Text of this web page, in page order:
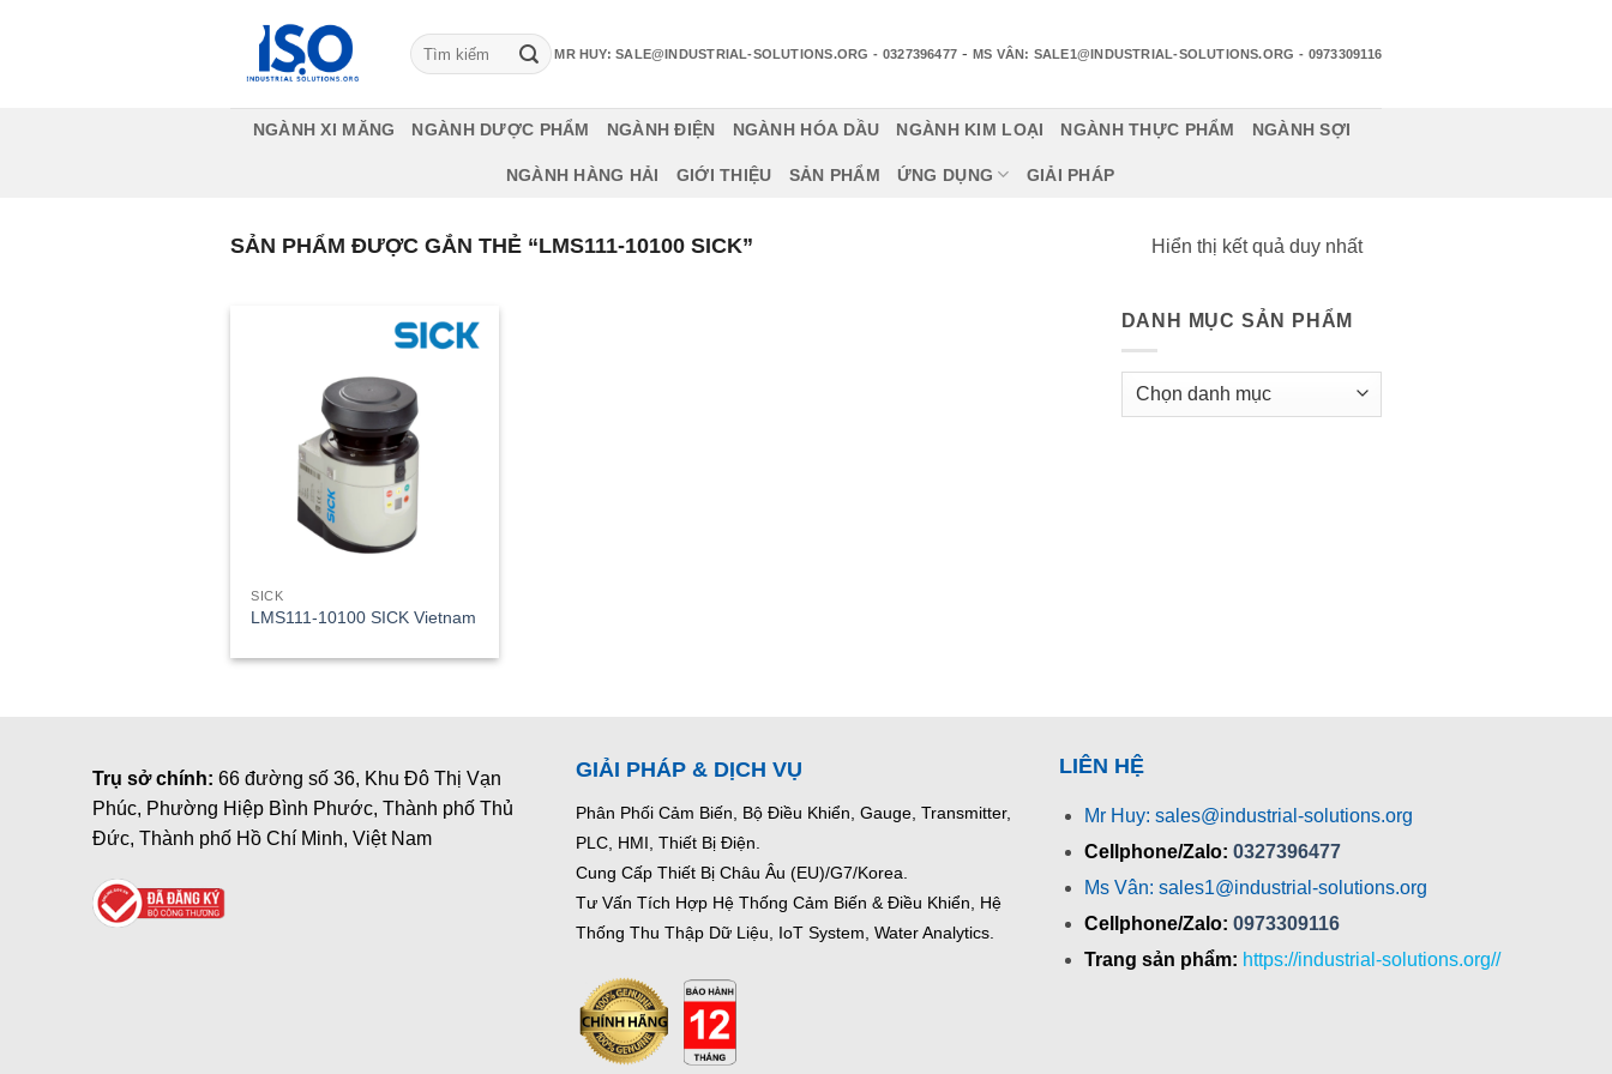
Tìm
kiếm:
MR HUY: SALE@INDUSTRIAL-SOLUTIONS.ORG - 0327396477 -MS VÂN: SALE1@INDUSTRIAL-SOLUTIONS.ORG - 0973309116
NGÀNH XI MĂNG NGÀNH DƯỢC PHẨM NGÀNH ĐIỆN NGÀNH HÓA DẦU NGÀNH KIM LOẠI NGÀNH THỰC PHẨM NGÀNH SỢI
NGÀNH HÀNG HẢI GIỚI THIỆU SẢN PHẨM ỨNG DỤNG GIẢI PHÁP
SẢN PHẨM ĐƯỢC GẮN THẺ “LMS111-10100 SICK” Hiển thị kết quả duy nhất
SICK
LMS111-10100 SICK Vietnam
DANH MỤC SẢN PHẨM
Trụ sở chính: 66 đường số 36, Khu Đô Thị Vạn
Phúc, Phường Hiệp Bình Phước, Thành phố Thủ
Đức, Thành phố Hồ Chí Minh, Việt Nam
GIẢI PHÁP & DỊCH VỤ
Phân Phối Cảm Biến, Bộ Điều Khiển, Gauge, Transmitter,
PLC, HMI, Thiết Bị Điện.
Cung Cấp Thiết Bị Châu Âu (EU)/G7/Korea.
Tư Vấn Tích Hợp Hệ Thống Cảm Biến & Điều Khiển, Hệ
Thống Thu Thập Dữ Liệu, IoT System, Water Analytics.
LIÊN HỆ
Mr Huy: sales@industrial-solutions.org
Cellphone/Zalo: 0327396477
Ms Vân: sales1@industrial-solutions.org
Cellphone/Zalo: 0973309116
Trang sản phẩm: https://industrial-solutions.org//